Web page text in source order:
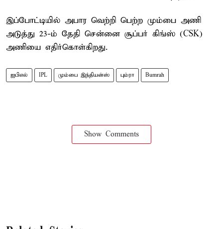
இப்போட்டியில் அபார வெற்றி பெற்ற மும்பை அணி
அடுத்து 23-ம் தேதி சென்னை சூப்பர் கிங்ஸ் (CSK)
அணியை எதிர்கொள்கிறது.
ஐபிஎல் IPL மும்பை இந்தியன்ஸ் பும்ரா Bumrah
Show Comments